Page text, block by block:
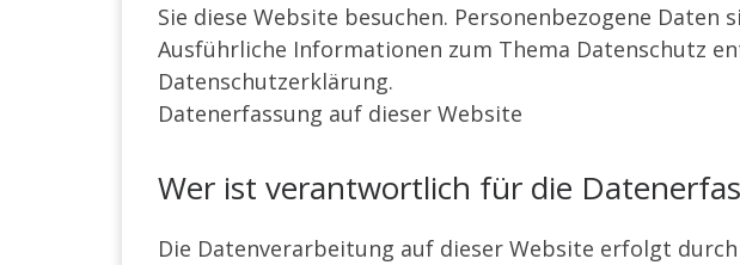
Sie diese Website besuchen. Personenbezogene
Ausführliche Informationen zum Thema Datenschutz
Datenschutzerklärung.
Datenerfassung auf dieser Website
Wer ist verantwortlich für die
Die Datenverarbeitung auf dieser Website erfolgt